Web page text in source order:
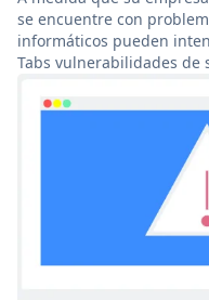
se encuentre con
informáticos pueden
Tabs vulnerabilidades de